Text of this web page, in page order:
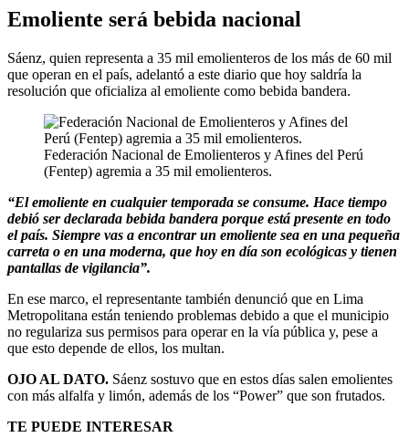
Emoliente será bebida nacional
Sáenz, quien representa a 35 mil emolienteros de los más de 60 mil
que operan en el país, adelantó a este diario que hoy saldría la
resolución que oficializa al emoliente como bebida bandera.
Federación Nacional de Emolienteros y Afines del Perú
(Fentep) agremia a 35 mil emolienteros.
“El emoliente en cualquier temporada se consume. Hace tiempo
debió ser declarada bebida bandera porque está presente en todo
el país. Siempre vas a encontrar un emoliente sea en una pequeña
carreta o en una moderna, que hoy en día son ecológicas y tienen
pantallas de vigilancia”.
En ese marco, el representante también denunció que en Lima
Metropolitana están teniendo problemas debido a que el municipio
no regulariza sus permisos para operar en la vía pública y, pese a
que esto depende de ellos, los multan.
OJO AL DATO. Sáenz sostuvo que en estos días salen emolientes
con más alfalfa y limón, además de los “Power” que son frutados.
TE PUEDE INTERESAR